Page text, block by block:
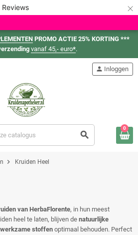
Reviews ×
PROMO ACTIE 25% KORTING ***
vanaf 45,- euro*.
search
person Inloggen
0
chevron_right Kruiden Heel
van HerbaFlorente, in hun meest
heel te laten, blijven de natuurlijke
werkzame stoffen optimaal behouden. Perfect